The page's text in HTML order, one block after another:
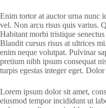
Enim tortor at auctor urna nunc
vel. Non arcu risus quis varius.
Habitant morbi tristique senectus
Blandit cursus risus at ultrices
enim neque volutpat. Pulvinar
pretium nibh ipsum consequat
turpis egestas integer eget.
Lorem ipsum dolor sit amet,
eiusmod tempor incididunt ut